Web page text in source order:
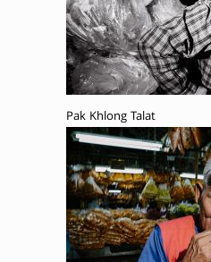
Pak Khlong Talat